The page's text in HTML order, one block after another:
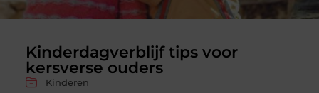
Kinderdagverblijf tips voor
kersverse ouders
Kinderen